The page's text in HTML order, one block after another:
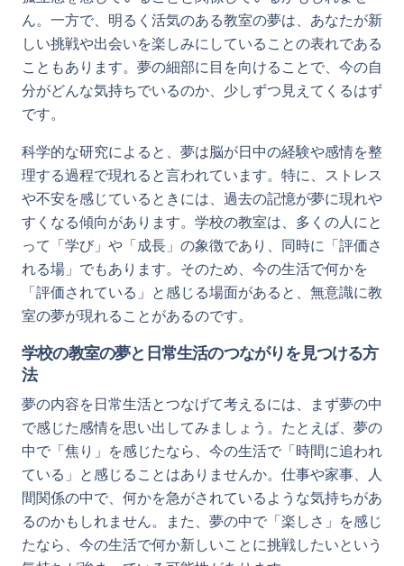
ん。一方で、明るく活気のある教室の夢は、あなたが新
しい挑戦や出会いを楽しみにしていることの表れである
こともあります。夢の細部に目を向けることで、今の自
分がどんな気持ちでいるのか、少しずつ見えてくるはず
です。
科学的な研究によると、夢は脳が日中の経験や感情を整
理する過程で現れると言われています。特に、ストレス
や不安を感じているときには、過去の記憶が夢に現れや
すくなる傾向があります。学校の教室は、多くの人にと
って「学び」や「成長」の象徴であり、同時に「評価さ
れる場」でもあります。そのため、今の生活で何かを
「評価されている」と感じる場面があると、無意識に教
室の夢が現れることがあるのです。
学校の教室の夢と日常生活のつながりを見つける方
法
夢の内容を日常生活とつなげて考えるには、まず夢の中
で感じた感情を思い出してみましょう。たとえば、夢の
中で「焦り」を感じたなら、今の生活で「時間に追われ
ている」と感じることはありませんか。仕事や家事、人
間関係の中で、何かを急がされているような気持ちがあ
るのかもしれません。また、夢の中で「楽しさ」を感じ
たなら、今の生活で何か新しいことに挑戦したいという